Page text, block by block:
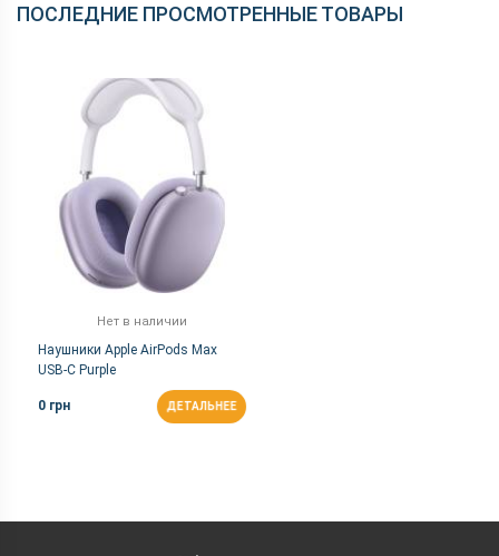
ПОСЛЕДНИЕ ПРОСМОТРЕННЫЕ ТОВАРЫ
Нет в наличии
Наушники Apple AirPods Max
USB-C Purple
0 грн ДЕТАЛЬНЕЕ